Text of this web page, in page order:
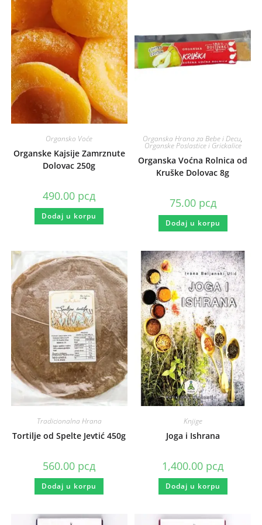
Organsko Voće
Organske Kajsije Zamrznute
Dolovac 250g
490.00 рсд
Dodaj u korpu
Organska Hrana za Bebe i Decu,
Organske Poslastice i Grickalice
Organska Voćna Rolnica od
Kruške Dolovac 8g
75.00 рсд
Dodaj u korpu
Tradicionalna Hrana
Tortilje od Spelte Jevtić 450g
560.00 рсд
Dodaj u korpu
Knjige
Joga i Ishrana
1,400.00 рсд
Dodaj u korpu